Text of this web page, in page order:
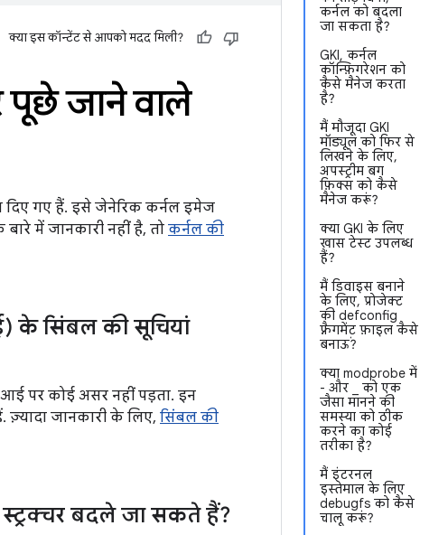
कर्नल को बदला
जा सकता है?
GKI, कर्नल
कॉन्फ़िगरेशन को
कैसे मैनेज करता
है?
मैं मौजूदा GKI
मॉड्यूल को फिर से
लिखने के लिए,
अपस्ट्रीम बग
फ़िक्स को कैसे
मैनेज करूं?
क्या GKI के लिए
खास टेस्ट उपलब्ध
हैं?
मैं डिवाइस बनाने
के लिए, प्रोजेक्ट
की defconfig
फ़्रैगमेंट फ़ाइल कैसे
बनाऊं?
क्या modprobe में
- और _ को एक
जैसा मानने की
समस्या को ठीक
करने का कोई
तरीका है?
मैं इंटरनल
इस्तेमाल के लिए
debugfs को कैसे
चालू करूं?
क्या इस कॉन्टेंट से आपको मदद मिली?
जाने वाले
दिए गए हैं. इसे जेनेरिक कर्नल इमेज
में जानकारी नहीं है, तो कर्नल की
के सिंबल की सूचियां
पर कोई असर नहीं पड़ता. इन
जानकारी के लिए, सिंबल की
बदले जा सकते हैं?